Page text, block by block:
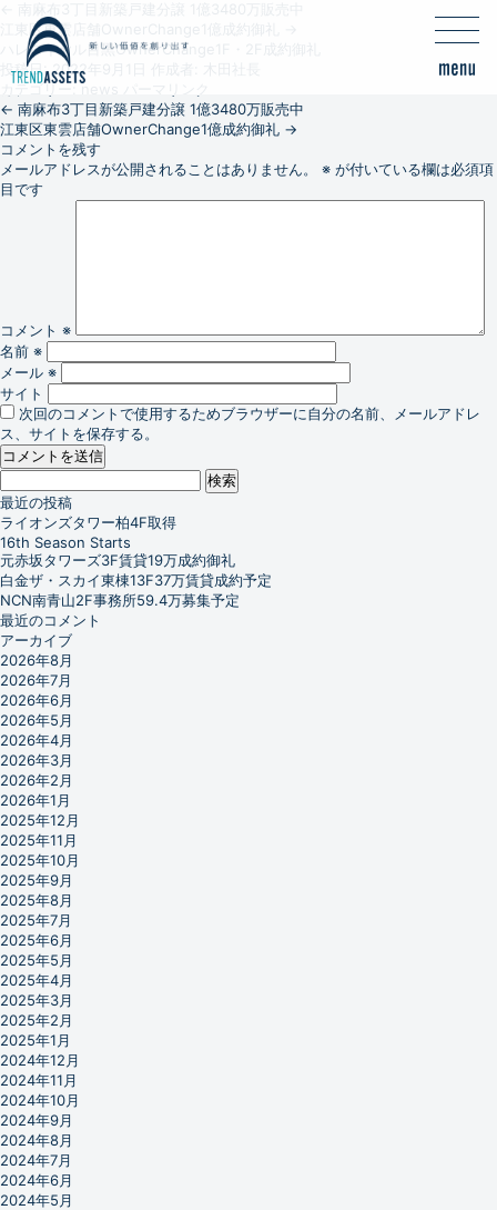
江東区東雲店舗OwnerChange1億成約御礼
ハレロイヤル目黒OwnerChange1F・2F成約御礼
投稿日: 2022年9月1日
カテゴリー:news
← 南麻布3丁目新築戸建分譲 1億3480万販売中
江東区東雲店舗OwnerChange1億成約御礼 →
コメントを残す
メールアドレスが公開されることはありません。
※ が付いている欄は必須項
目です
コメント ※
名前 ※
メール ※
サイト
次回のコメントで使用するためブラウザーに自分の名前、メールアドレ
ス、サイトを保存する。
検
索:
最近の投稿
ライオンズタワー柏4F取得
16th Season Starts
元赤坂タワーズ3F賃貸19万成約御礼
白金ザ・スカイ東棟13F37万賃貸成約予定
NCN南青山2F事務所59.4万募集予定
最近のコメント
アーカイブ
2026年8月
2026年7月
2026年6月
2026年5月
2026年4月
2026年3月
2026年2月
2026年1月
2025年12月
2025年11月
2025年10月
2025年9月
2025年8月
2025年7月
2025年6月
2025年5月
2025年4月
2025年3月
2025年2月
2025年1月
2024年12月
2024年11月
2024年10月
2024年9月
2024年8月
2024年7月
2024年6月
2024年5月